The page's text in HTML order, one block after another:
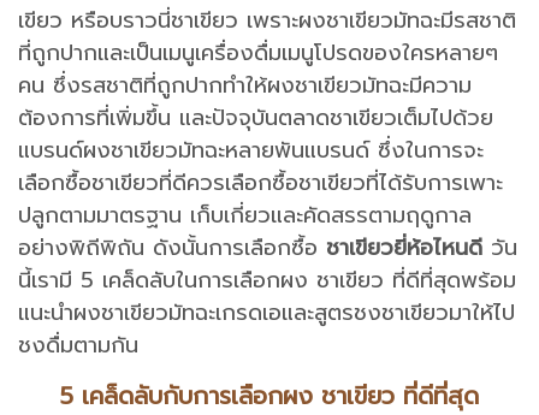
เขียว หรือบราวนี่ชาเขียว เพราะผงชาเขียวมัทฉะมีรสชาติ
ที่ถูกปากและเป็นเมนูเครื่องดื่มเมนูโปรดของใครหลายๆ
คน ซึ่งรสชาติที่ถูกปากทำให้ผงชาเขียวมัทฉะมีความ
ต้องการที่เพิ่มขึ้น และปัจจุบันตลาดชาเขียวเต็มไปด้วย
แบรนด์ผงชาเขียวมัทฉะหลายพันแบรนด์ ซึ่งในการจะ
เลือกซื้อชาเขียวที่ดีควรเลือกซื้อชาเขียวที่ได้รับการเพาะ
ปลูกตามมาตรฐาน เก็บเกี่ยวและคัดสรรตามฤดูกาล
อย่างพิถีพิถัน ดังนั้นการเลือกซื้อ ชาเขียวยี่ห้อไหนดี วัน
นี้เรามี 5 เคล็ดลับในการเลือกผง ชาเขียว ที่ดีที่สุดพร้อม
แนะนำผงชาเขียวมัทฉะเกรดเอและสูตรชงชาเขียวมาให้ไป
ชงดื่มตามกัน
5 เคล็ดลับกับการเลือกผง ชาเขียว ที่ดีที่สุด